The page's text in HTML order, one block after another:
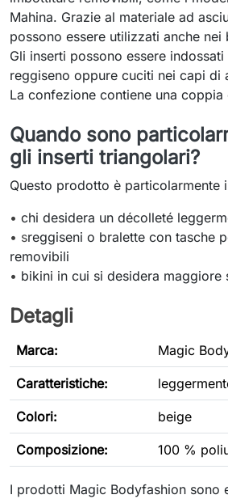
Mahina. Grazie al materiale ad
possono essere utilizzati anche nei
Gli inserti possono essere
reggiseno oppure cuciti nei capi di
La confezione contiene una coppia
Quando sono
gli inserti triangolari?
Questo prodotto è particolarmente
• chi desidera un décolleté
• sreggiseni o bralette con tasche
removibili
• bikini in cui si desidera maggiore
Detagli
Marca: Magic
Caratteristiche:
Colori: beige
Composizione: 100 %
I prodotti Magic Bodyfashion sono